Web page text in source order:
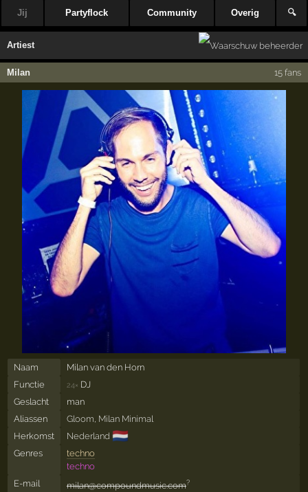
Jij Partyflock Community Overig 🔍
Artiest
Milan 15 fans
Naam
Milan van den Horn
Functie
24× DJ
Geslacht
man
Aliassen
Gloom Milan Minimal
Herkomst
Nederland 🇳🇱
Genres
techno
techno
E-mail
milan@compoundmusic.com?